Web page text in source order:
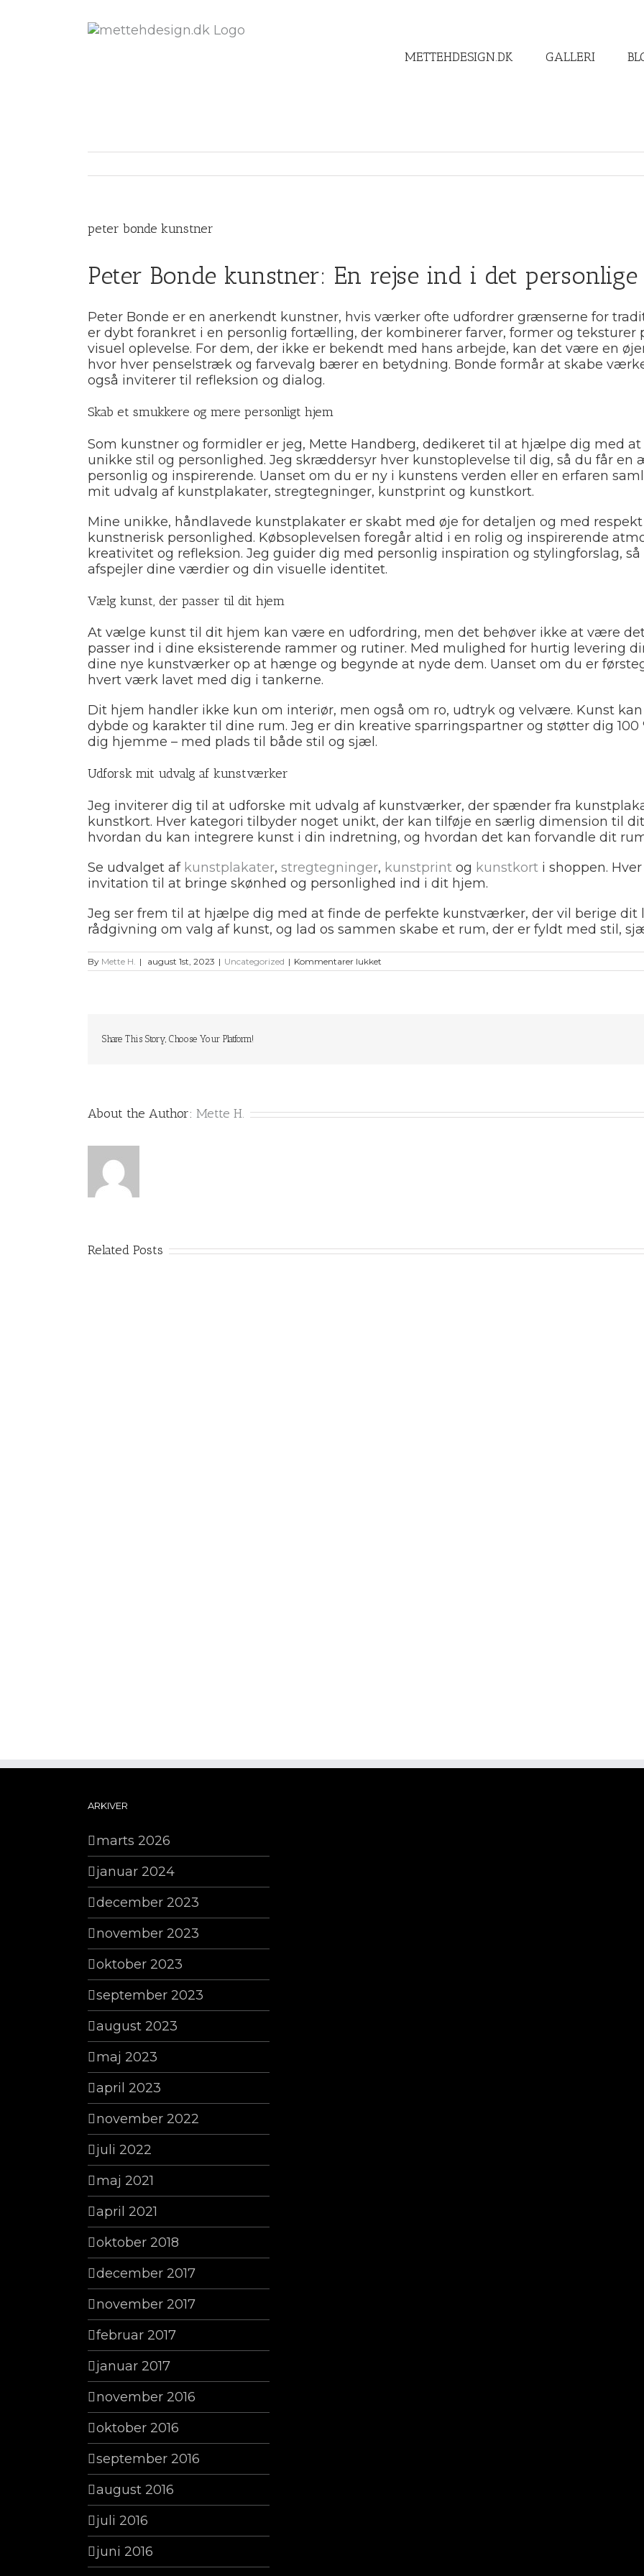
METTEHDESIGN.DK GALLERI
peter bonde kunstner
Peter Bonde kunstner: En rejse ind i det
Peter Bonde er en anerkendt kunstner, hvis værker ofte udfordrer grænserne for
er dybt forankret i en personlig fortælling, der kombinerer farver, former og teksturer
visuel oplevelse. For dem, der ikke er bekendt med hans arbejde, kan det være en
hvor hver penselstræk og farvevalg bærer en betydning. Bonde formår at skabe
også inviterer til refleksion og dialog.
Skab et smukkere og mere personligt hjem
Som kunstner og formidler er jeg, Mette Handberg, dedikeret til at hjælpe dig med
unikke stil og personlighed. Jeg skræddersyr hver kunstoplevelse til dig, så du får en
personlig og inspirerende. Uanset om du er ny i kunstens verden eller en erfaren
mit udvalg af kunstplakater, stregtegninger, kunstprint og kunstkort.
Mine unikke, håndlavede kunstplakater er skabt med øje for detaljen og med
kunstnerisk personlighed. Købsoplevelsen foregår altid i en rolig og inspirerende
kreativitet og refleksion. Jeg guider dig med personlig inspiration og stylingforslag,
afspejler dine værdier og din visuelle identitet.
Vælg kunst, der passer til dit hjem
At vælge kunst til dit hjem kan være en udfordring, men det behøver ikke at være
passer ind i dine eksisterende rammer og rutiner. Med mulighed for hurtig levering
dine nye kunstværker op at hænge og begynde at nyde dem. Uanset om du er
hvert værk lavet med dig i tankerne.
Dit hjem handler ikke kun om interiør, men også om ro, udtryk og velvære. Kunst
dybde og karakter til dine rum. Jeg er din kreative sparringspartner og støtter dig
dig hjemme – med plads til både stil og sjæl.
Udforsk mit udvalg af kunstværker
Jeg inviterer dig til at udforske mit udvalg af kunstværker, der spænder fra
kunstkort. Hver kategori tilbyder noget unikt, der kan tilføje en særlig dimension til
hvordan du kan integrere kunst i din indretning, og hvordan det kan forvandle dit
Se udvalget af kunstplakater, stregtegninger, kunstprint og kunstkort i shoppen.
invitation til at bringe skønhed og personlighed ind i dit hjem.
Jeg ser frem til at hjælpe dig med at finde de perfekte kunstværker, der vil berige dit
rådgivning om valg af kunst, og lad os sammen skabe et rum, der er fyldt med stil,
By Mette H. | august 1st, 2023 | Uncategorized | Kommentarer lukket
peter
Share This Story, Choose Your Platform!
About the Author: Mette H.
Related Posts
ARKIVER
marts 2026
januar 2024
december 2023
november 2023
oktober 2023
september 2023
august 2023
maj 2023
april 2023
november 2022
juli 2022
maj 2021
april 2021
oktober 2018
december 2017
november 2017
februar 2017
januar 2017
november 2016
oktober 2016
september 2016
august 2016
juli 2016
juni 2016